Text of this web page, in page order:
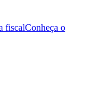
fiscalConheça o